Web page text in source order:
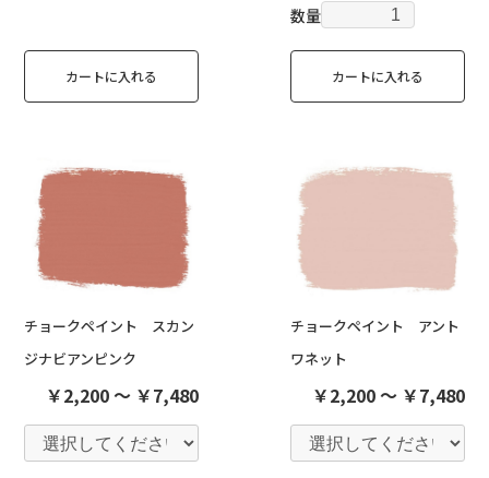
カートに入れる
数量
カートに入れる
チョークペイント スカン
ジナビアンピンク
￥2,200 ～ ￥7,480
チョークペイント アント
ワネット
￥2,200 ～ ￥7,480